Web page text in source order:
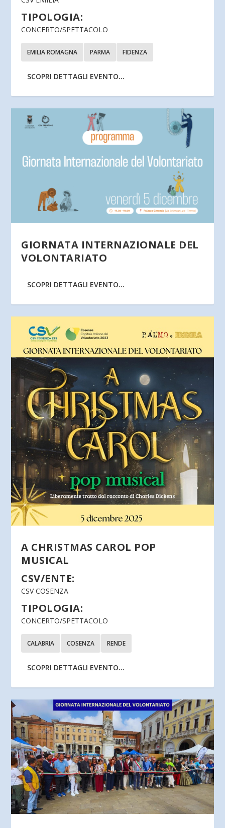
TIPOLOGIA:
CONCERTO/SPETTACOLO
EMILIA ROMAGNA PARMA FIDENZA
SCOPRI DETTAGLI EVENTO...
GIORNATA INTERNAZIONALE DEL
VOLONTARIATO
SCOPRI DETTAGLI EVENTO...
A CHRISTMAS CAROL POP
MUSICAL
CSV/ENTE:
CSV COSENZA
TIPOLOGIA:
CONCERTO/SPETTACOLO
CALABRIA COSENZA RENDE
SCOPRI DETTAGLI EVENTO...